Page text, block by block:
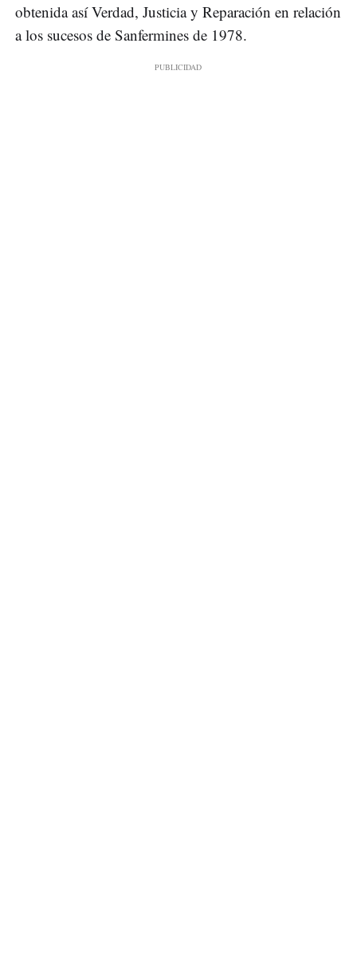
obtenida así Verdad, Justicia y Reparación en relación
a los sucesos de Sanfermines de 1978.